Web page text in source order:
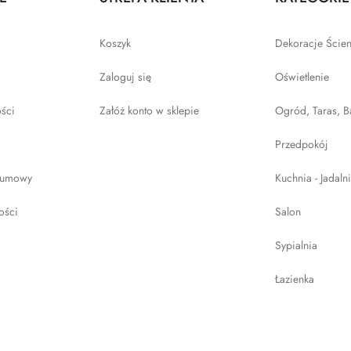
Koszyk
Zaloguj się
Załóż konto w sklepie
Dekoracje
Oświetlenie
Ogród, Taras,
Przedpokój
Kuchnia -
Salon
Sypialnia
Łazienka